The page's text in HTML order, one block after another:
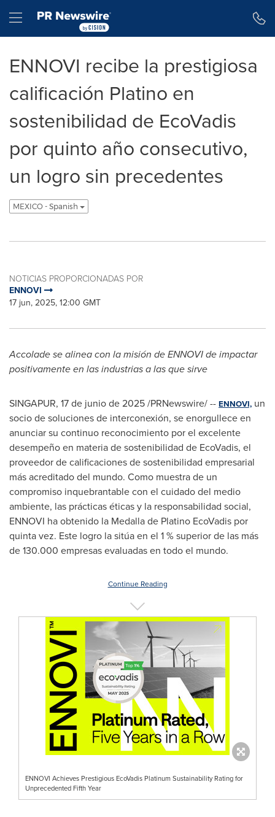
Hamburger menu
ENNOVI recibe la prestigiosa
calificación Platino en
sostenibilidad de EcoVadis
por quinto año consecutivo,
un logro sin precedentes
MEXICO - Spanish
NOTICIAS PROPORCIONADAS POR
ENNOVI
17 jun, 2025, 12:00 GMT
Accolade se alinea con la misión de ENNOVI de impactar
positivamente en las industrias a las que sirve
SINGAPUR, 17 de junio de 2025/PRNewswire/ -- ENNOVI, un
socio de soluciones de interconexión, se enorgullece en
anunciar su continuo reconocimiento por el excelente
desempeño en materia de sostenibilidad de EcoVadis, el
proveedor de calificaciones de sostenibilidad empresarial
más acreditado del mundo. Como muestra de un
compromiso inquebrantable con el cuidado del medio
ambiente, las prácticas éticas y la responsabilidad social,
ENNOVI ha obtenido la Medalla de Platino EcoVadis por
quinta vez. Este logro la sitúa en el 1 % superior de las más
de 130.000 empresas evaluadas en todo el mundo.
Continue Reading
ENNOVI Achieves Prestigious EcoVadis Platinum Sustainability Rating for
Unprecedented Fifth Year